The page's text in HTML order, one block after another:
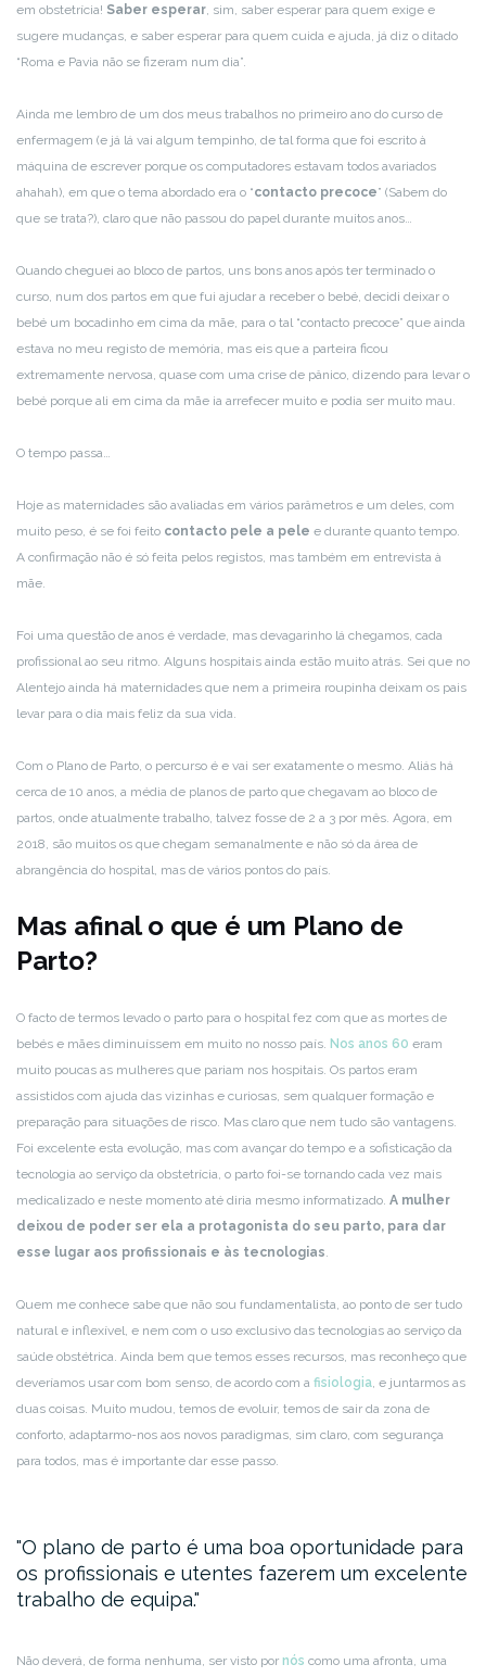
em obstetrícia! Saber esperar , sim, saber esperar para quem exige e
sugere mudanças, e saber esperar para quem cuida e ajuda, já diz o ditado
“Roma e Pavia não se fizeram num dia”.
Ainda me lembro de um dos meus trabalhos no primeiro ano do curso de
enfermagem (e já lá vai algum tempinho, de tal forma que foi escrito à
máquina de escrever porque os computadores estavam todos avariados
ahahah), em que o tema abordado era o “contacto precoce” (Sabem do
que se trata?), claro que não passou do papel durante muitos anos…
Quando cheguei ao bloco de partos, uns bons anos após ter terminado o
curso, num dos partos em que fui ajudar a receber o bebé, decidi deixar o
bebé um bocadinho em cima da mãe, para o tal “contacto precoce” que ainda
estava no meu registo de memória, mas eis que a parteira ficou
extremamente nervosa, quase com uma crise de pânico, dizendo para levar o
bebé porque ali em cima da mãe ia arrefecer muito e podia ser muito mau.
O tempo passa…
Hoje as maternidades são avaliadas em vários parâmetros e um deles, com
muito peso, é se foi feito contacto pele a pele e durante quanto tempo.
A confirmação não é só feita pelos registos, mas também em entrevista à
mãe.
Foi uma questão de anos é verdade, mas devagarinho lá chegamos, cada
profissional ao seu ritmo. Alguns hospitais ainda estão muito atrás. Sei que no
Alentejo ainda há maternidades que nem a primeira roupinha deixam os pais
levar para o dia mais feliz da sua vida.
Com o Plano de Parto, o percurso é e vai ser exatamente o mesmo. Aliás há
cerca de 10 anos, a média de planos de parto que chegavam ao bloco de
partos, onde atualmente trabalho, talvez fosse de 2 a 3 por mês. Agora, em
2018, são muitos os que chegam semanalmente e não só da área de
abrangência do hospital, mas de vários pontos do país.
Mas afinal o que é um Plano de
Parto?
O facto de termos levado o parto para o hospital fez com que as mortes de
bebés e mães diminuíssem em muito no nosso país. Nos anos 60 eram
muito poucas as mulheres que pariam nos hospitais. Os partos eram
assistidos com ajuda das vizinhas e curiosas, sem qualquer formação e
preparação para situações de risco. Mas claro que nem tudo são vantagens.
Foi excelente esta evolução, mas com avançar do tempo e a sofisticação da
tecnologia ao serviço da obstetrícia, o parto foi-se tornando cada vez mais
medicalizado e neste momento até diria mesmo informatizado. A mulher
deixou de poder ser ela a protagonista do seu parto, para dar
esse lugar aos profissionais e às tecnologias
Quem me conhece sabe que não sou fundamentalista, ao ponto de ser tudo
natural e inflexível, e nem com o uso exclusivo das tecnologias ao serviço da
saúde obstétrica. Ainda bem que temos esses recursos, mas reconheço que
deveríamos usar com bom senso, de acordo com a fisiologia , e juntarmos as
duas coisas. Muito mudou, temos de evoluir, temos de sair da zona de
conforto, adaptarmo-nos aos novos paradigmas, sim claro, com segurança
para todos, mas é importante dar esse passo.
O plano de parto é uma boa oportunidade para
os profissionais e utentes fazerem um excelente
trabalho de equipa.
Não deverá, de forma nenhuma, ser visto por nós como uma afronta, uma